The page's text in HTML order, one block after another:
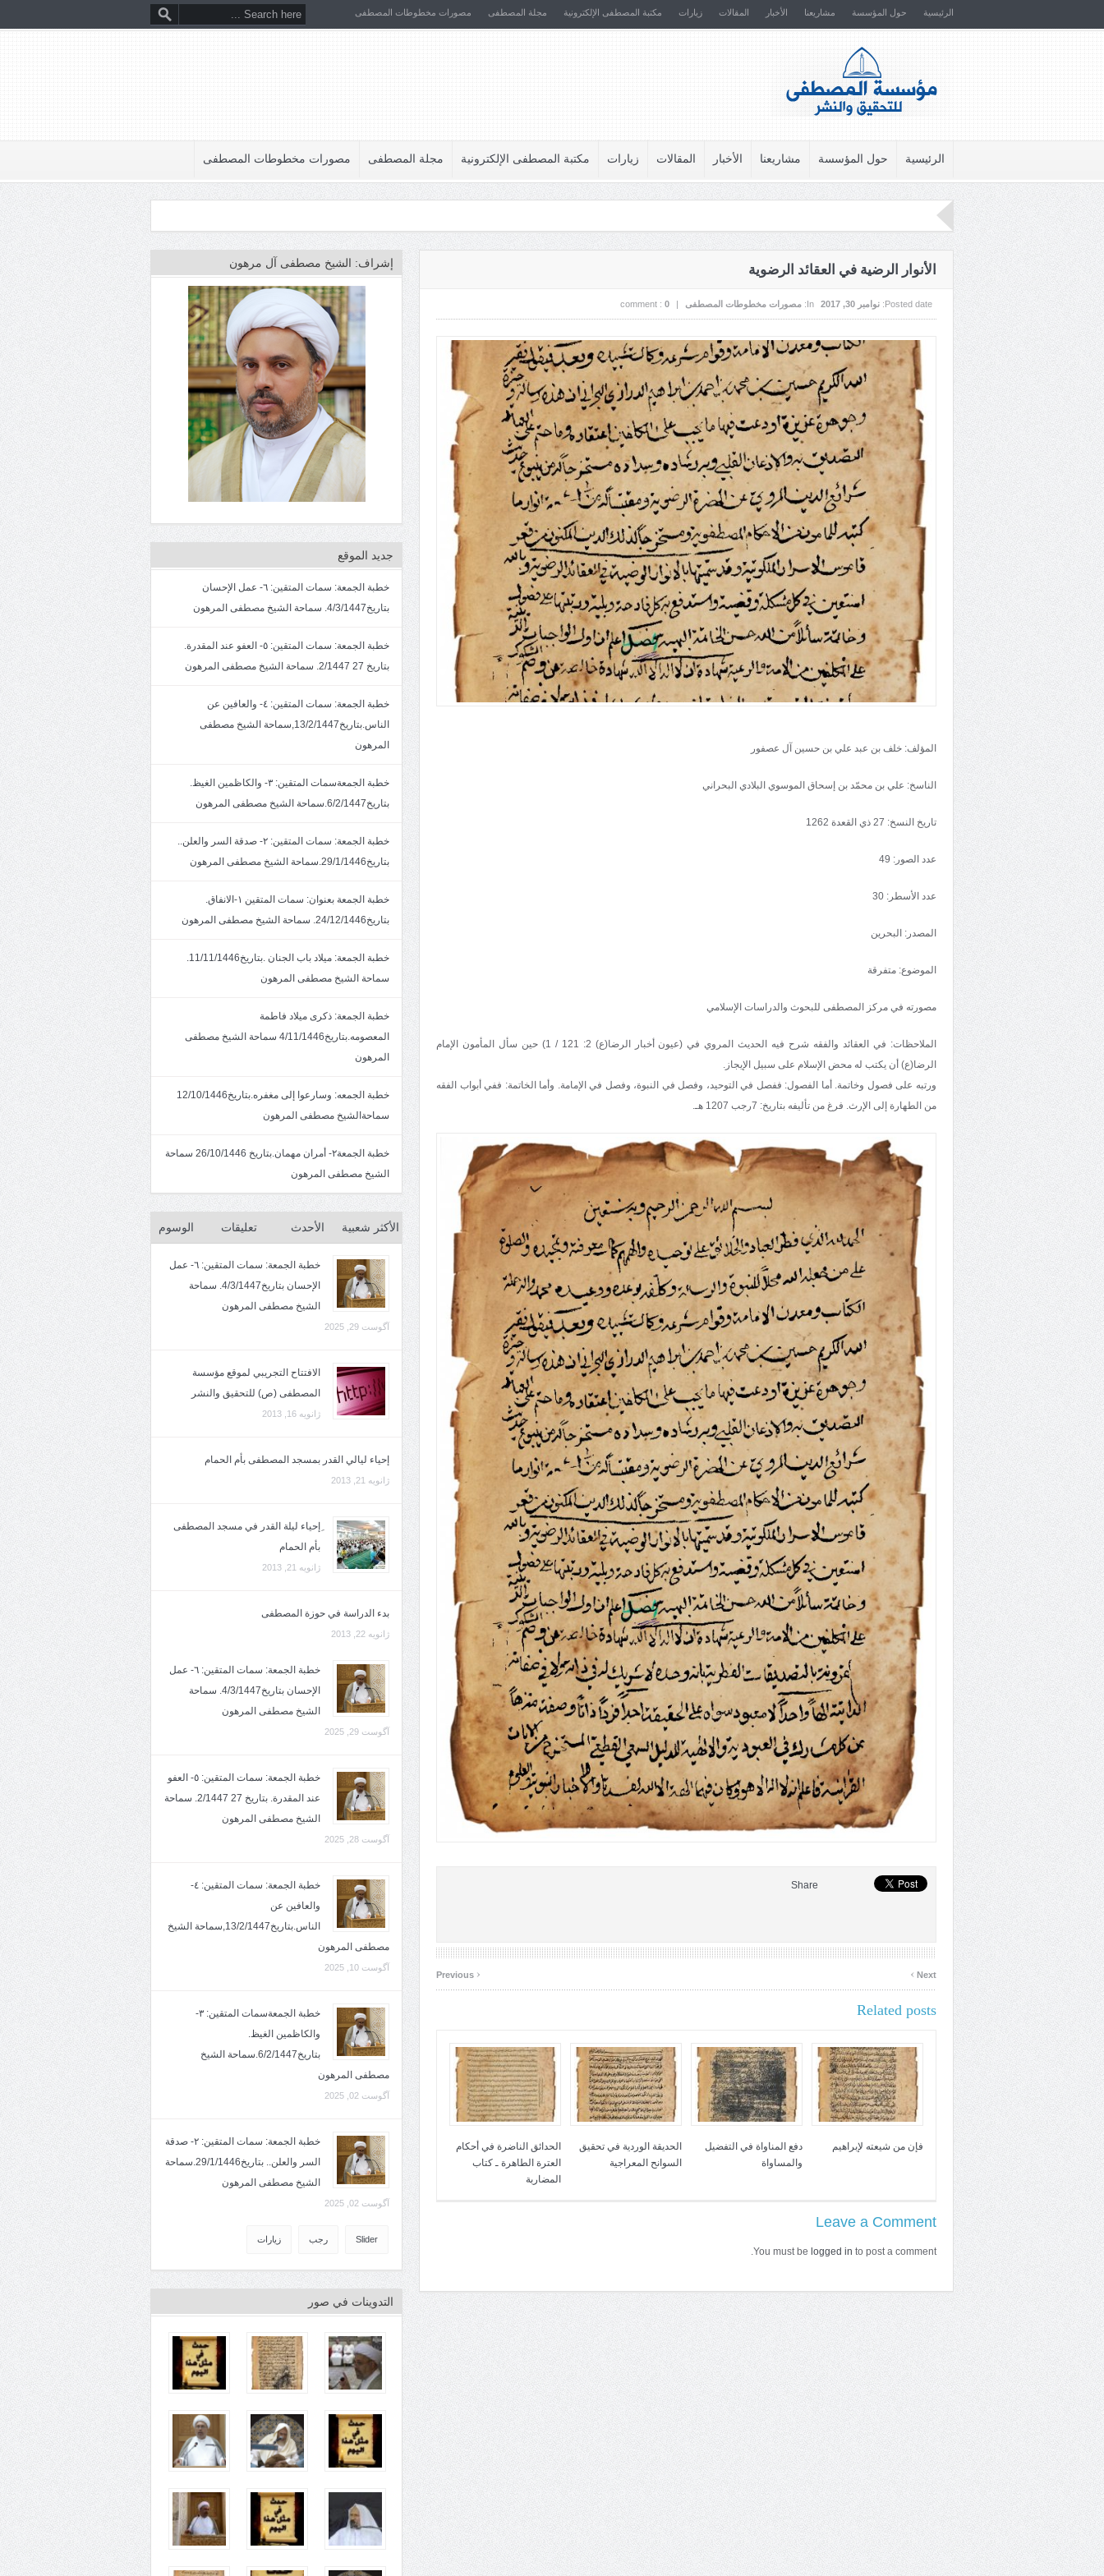
الرئيسية حول المؤسسة مشاريعنا الأخبار المقالات زيارات مكتبة المصطفى الإلكترونية مجلة المصطفى مصورات مخطوطات المصطفى
الرئيسية حول المؤسسة مشاريعنا الأخبار المقالات زيارات مكتبة المصطفى الإلكترونية مجلة المصطفى مصورات مخطوطات المصطفى
الأنوار الرضية في العقائد الرضوية
Posted date: نوامبر 30, 2017 In: مصورات مخطوطات المصطفى |
comment : 0
المؤلف: خلف بن عبد علي بن حسين آل عصفور
الناسخ: علي بن محمّد بن إسحاق الموسوي البلادي البحراني
تاريخ النسخ: 27 ذي القعدة 1262
عدد الصور: 49
عدد الأسطر: 30
المصدر: البحرين
الموضوع: متفرقة
مصورته في مركز المصطفى للبحوث والدراسات الإسلامي
الملاحظات: في العقائد والفقه شرح فيه الحديث المروي في (عيون أخبار الرضا(ع) 2: 121 / 1) حين سأل المأمون الإمام
الرضا(ع) أن يكتب له محض الإسلام على سبيل الإيجاز.
ورتبه على فصول وخاتمة. أما الفصول: ففصل في التوحيد، وفصل في النبوة، وفصل في الإمامة. وأما الخاتمة: ففي أبواب الفقه
من الطهارة إلى الإرث. فرغ من تأليفه بتاريخ: 7رجب 1207 هـ.
Share
‹ Next
›
Related posts
فإن من شيعته لإبراهيم
دفع المناواة في التفضيل
والمساواة
الحديقة الوردية في تحقيق
السوانح المعراجية
الحدائق الناضرة في أحكام
العترة الطاهرة ـ كتاب
المضاربة
Leave a Comment
You must be logged in to post a comment.
إشراف: الشيخ مصطفى آل مرهون
جديد الموقع
خطبة الجمعة: سمات المتقين: ٦- عمل الإحسان
بتاريخ4/3/1447. سماحة الشيخ مصطفى المرهون
خطبة الجمعة: سمات المتقين: ٥- العفو عند المقدرة.
بتاريخ 27 2/1447. سماحة الشيخ مصطفى المرهون
خطبة الجمعة: سمات المتقين: ٤- والعافين عن
الناس.بتاريخ13/2/1447,سماحة الشيخ مصطفى
المرهون
خطبة الجمعةسمات المتقين: ٣- والكاظمين الغيظ.
بتاريخ6/2/1447.سماحة الشيخ مصطفى المرهون
خطبة الجمعة: سمات المتقين: ٢- صدقة السر والعلن..
بتاريخ29/1/1446.سماحة الشيخ مصطفى المرهون
خطبة الجمعة بعنوان: سمات المتقين ١-الانفاق.
بتاريخ24/12/1446. سماحة الشيخ مصطفى المرهون
خطبة الجمعة: ميلاد باب الجنان .بتاريخ11/11/1446.
سماحة الشيخ مصطفى المرهون
خطبة الجمعة: ذكرى ميلاد فاطمة
المعصومه.بتاريخ4/11/1446 سماحة الشيخ مصطفى
المرهون
خطبة الجمعه: وسارعوا إلى مغفره.بتاريخ12/10/1446
سماحةالشيخ مصطفى المرهون
خطبة الجمعة٢- أمران مهمان.بتاريخ 26/10/1446 سماحة
الشيخ مصطفى المرهون
الأكثر شعبية الأحدث تعليقات الوسوم
خطبة الجمعة: سمات المتقين: ٦- عمل
الإحسان بتاريخ4/3/1447. سماحة
الشيخ مصطفى المرهون
آگوست 29, 2025
الافتتاح التجريبي لموقع مؤسسة
المصطفى (ص) للتحقيق والنشر
ژانویه 16, 2013
إحياء ليالي القدر بمسجد المصطفى بأم الحمام
ژانویه 21, 2013
ِإحياء ليلة القدر في مسجد المصطفى
بأم الحمام
ژانویه 21, 2013
بدء الدراسة في حوزة المصطفى
ژانویه 22, 2013
خطبة الجمعة: سمات المتقين: ٦- عمل
الإحسان بتاريخ4/3/1447. سماحة
الشيخ مصطفى المرهون
آگوست 29, 2025
خطبة الجمعة: سمات المتقين: ٥- العفو
عند المقدرة. بتاريخ 27 2/1447. سماحة
الشيخ مصطفى المرهون
آگوست 28, 2025
خطبة الجمعة: سمات المتقين: ٤-
والعافين عن
الناس.بتاريخ13/2/1447,سماحة الشيخ
مصطفى المرهون
آگوست 10, 2025
خطبة الجمعةسمات المتقين: ٣-
والكاظمين الغيظ.
بتاريخ6/2/1447.سماحة الشيخ
مصطفى المرهون
آگوست 02, 2025
خطبة الجمعة: سمات المتقين: ٢- صدقة
السر والعلن.. بتاريخ29/1/1446.سماحة
الشيخ مصطفى المرهون
آگوست 02, 2025
Slider رجب زيارات
التدوينات في صور